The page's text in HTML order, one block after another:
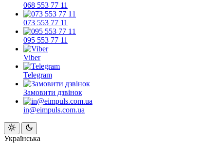
068 553 77 11
073 553 77 11
095 553 77 11
Viber
Telegram
Замовити дзвінок
in@eimpuls.com.ua
Українська